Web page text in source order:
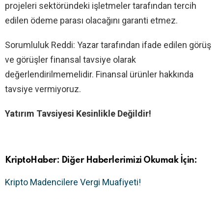
projeleri sektöründeki işletmeler tarafından tercih
edilen ödeme parası olacağını garanti etmez.
Sorumluluk Reddi: Yazar tarafından ifade edilen görüş
ve görüşler finansal tavsiye olarak
değerlendirilmemelidir. Finansal ürünler hakkında
tavsiye vermiyoruz.
Yatırım Tavsiyesi Kesinlikle Değildir!
KriptoHaber: Diğer Haberlerimizi Okumak İçin:
Kripto Madencilere Vergi Muafiyeti!